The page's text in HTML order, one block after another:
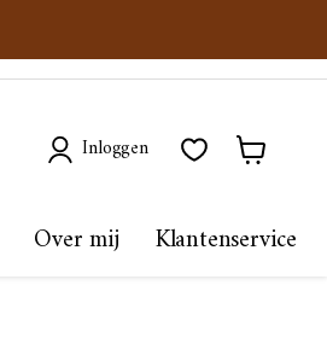
Inloggen
Over mij Klantenservice